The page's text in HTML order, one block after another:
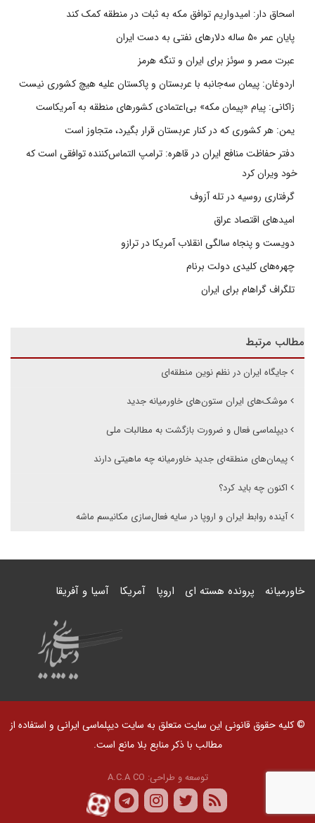
اسحاق دار: امیدواریم توافق مکه به ثبات در منطقه کمک کند
پایان عمر ۵۰ ساله دلارهای نفتی به دست ایران
عبرت مصر و سوئز برای ایران و تنگه هرمز
اردوغان: پیمان سه‌جانبه با عربستان و پاکستان علیه هیچ کشوری نیست
زاکانی: پیام «پیمان مکه» بی‌اعتمادی کشورهای منطقه به آمریکاست
یمن: هر کشوری که در کنار عربستان قرار بگیرد، متجاوز است
دفتر حفاظت منافع ایران در قاهره: ترامپ التماس‌کننده توافقی است که
خود ویران کرد
گرفتاری روسیه در تله آزوف
امیدهای اقتصاد عراق
دویست و پنجاه سالگی انقلاب آمریکا در ترازو
چهره‌های کلیدی دولت برنام
تلگراف گراهام برای ایران
مطالب مرتبط
جایگاه ایران در نظم نوین منطقه‌ای
موشک‌های ایران ستون‌های خاورمیانه جدید
دیپلماسی فعال و ضرورت بازگشت به مطالبات ملی
پیمان‌های منطقه‌ای جدید خاورمیانه چه ماهیتی دارند
اکنون چه باید کرد؟
آینده روابط ایران و اروپا در سایه فعال‌سازی مکانیسم ماشه
خاورمیانه پرونده هسته ای اروپا آمریکا آسیا و آفریقا
© کلیه حقوق قانونی این سایت متعلق به سایت دیپلماسی ایرانی و استفاده از
مطالب با ذکر منابع بلا مانع است.
توسعه و طراحی: A.C.A CO